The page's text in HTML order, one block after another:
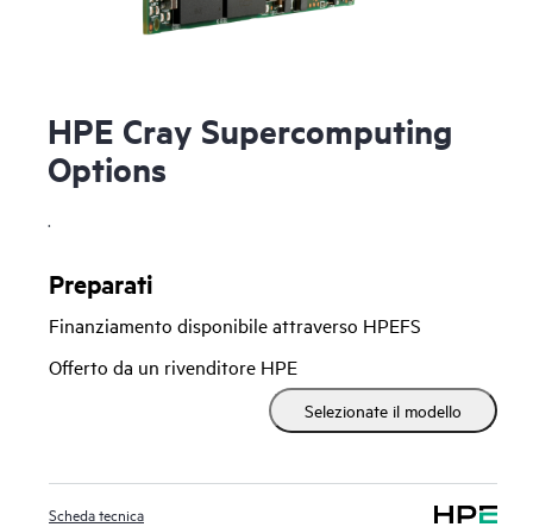
HPE Cray Supercomputing
Options
.
Preparati
Finanziamento disponibile attraverso HPEFS
Offerto da un rivenditore HPE
Selezionate il modello
Scheda tecnica